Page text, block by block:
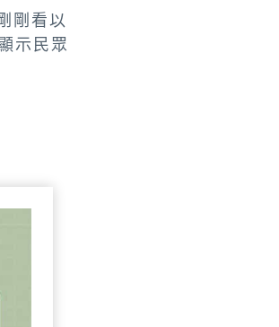
剛看以
示民眾